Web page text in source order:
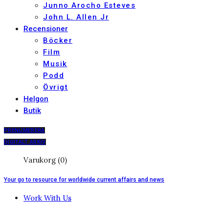
Junno Arocho Esteves
John L. Allen Jr
Recensioner
Böcker
Film
Musik
Podd
Övrigt
Helgon
Butik
PRENUMERERA
DIGITALT ARKIV
Varukorg (0)
Your go to resource for worldwide current affairs and news
Work With Us